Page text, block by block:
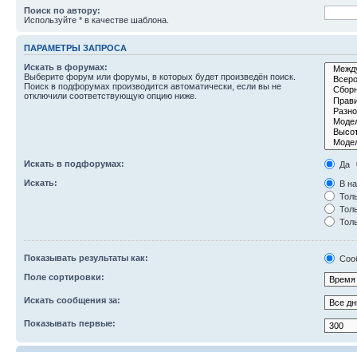
Поиск по автору:
Используйте * в качестве шаблона.
ПАРАМЕТРЫ ЗАПРОСА
Искать в форумах:
Выберите форум или форумы, в которых будет произведён поиск.
Поиск в подфорумах производится автоматически, если вы не
отключили соответствующую опцию ниже.
Искать в подфорумах:
Да
Искать:
В
Показывать результаты как:
Поле сортировки:
Искать сообщения за:
Показывать первые: